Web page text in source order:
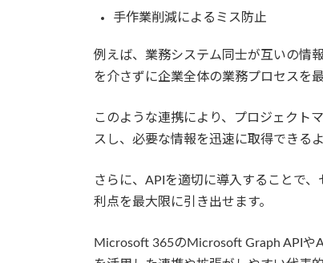
手作業削減によるミス防止
例えば、業務システム同士が互いの情
を介さずに企業全体の業務プロセスを
このような連携により、プロジェクト
スし、必要な情報を迅速に取得できる
さらに、APIを適切に導入することで
利点を最大限に引き出せます。
Microsoft 365のMicrosoft Graph APIや